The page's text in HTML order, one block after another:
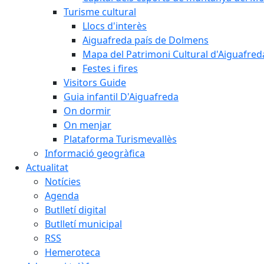
Turisme cultural
Llocs d'interès
Aiguafreda país de Dolmens
Mapa del Patrimoni Cultural
Festes i fires
Visitors Guide
Guia infantil D'Aiguafreda
On dormir
On menjar
Plataforma Turismevallès
Informació geogràfica
Actualitat
Notícies
Agenda
Butlletí digital
Butlletí municipal
RSS
Hemeroteca